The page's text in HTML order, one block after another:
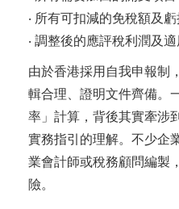
‧ 所有可扣減的免稅額及
‧ 調整後的應評稅利潤及
由於香港採用自我申報制
輯合理、證明文件齊備。
率」計算，背後其實牽涉
實務指引的理解。不少企
業會計師或稅務顧問編製
險。